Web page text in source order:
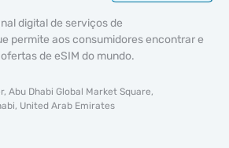
digital de serviços de
permite aos consumidores encontrar e
de eSIM do mundo.
Abu Dhabi Global Market Square,
United Arab Emirates